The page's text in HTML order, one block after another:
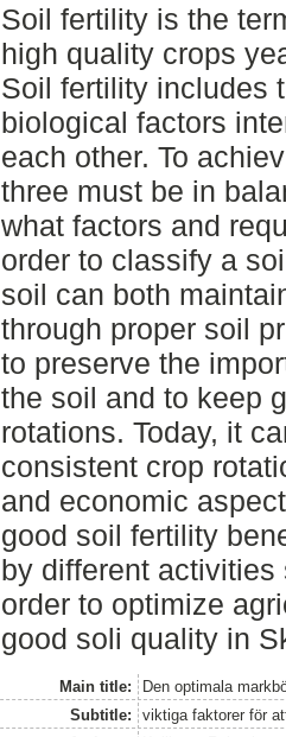
Soil fertility is the
high quality crops
Soil fertility includes
biological factors
each other. To
three must be in
what factors and
order to classify a
soil can both
through proper soil
to preserve the
the soil and to keep
rotations. Today, it
consistent crop
and economic
good soil fertility
by different
order to optimize
good soli quality in
Main title:
Den optimala
Subtitle:
viktiga faktorer för